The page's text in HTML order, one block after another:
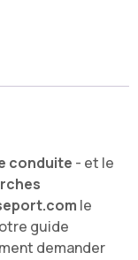
conduite - et le
le
guide
demander